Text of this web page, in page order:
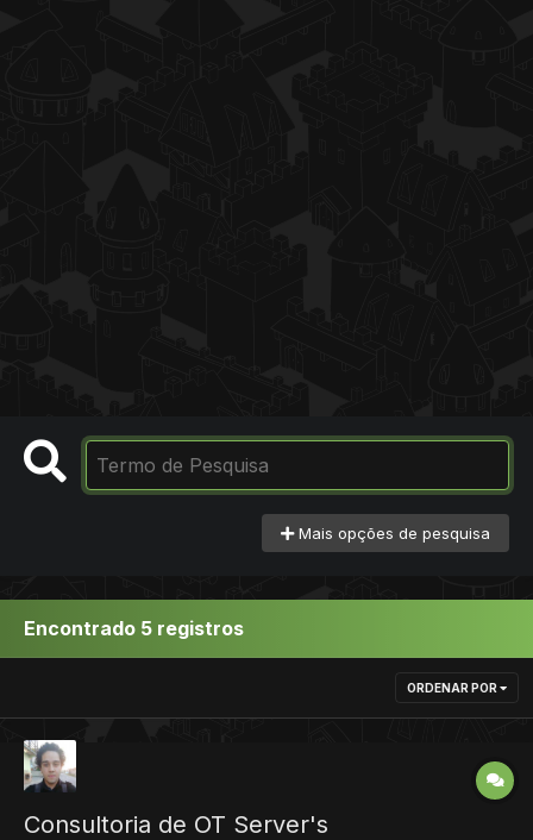
Mais opções de pesquisa
Encontrado 5 registros
ORDENAR POR
Consultoria de OT Server's